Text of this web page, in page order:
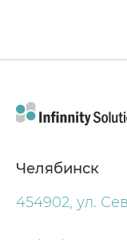
Челябинск
454902, ул.